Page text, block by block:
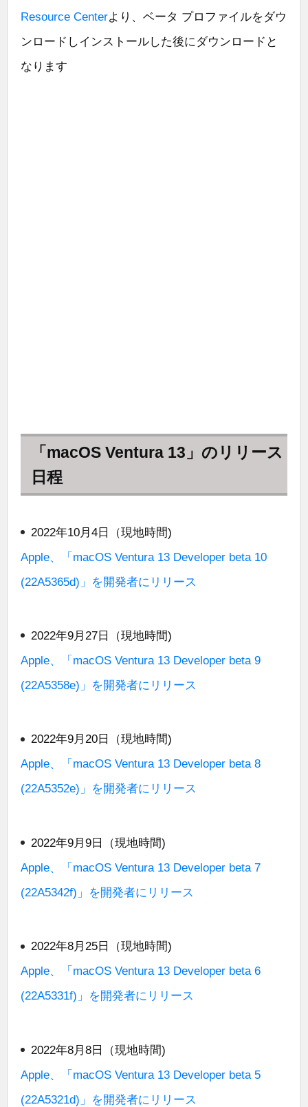
Resource Centerより、ベータ プロファイルをダウ
ンロードしインストールした後にダウンロードと
なります
「macOS Ventura 13」のリリース
日程
2022年10月4日（現地時間)
Apple、「macOS Ventura 13 Developer beta 10
(22A5365d)」を開発者にリリース
2022年9月27日（現地時間)
Apple、「macOS Ventura 13 Developer beta 9
(22A5358e)」を開発者にリリース
2022年9月20日（現地時間)
Apple、「macOS Ventura 13 Developer beta 8
(22A5352e)」を開発者にリリース
2022年9月9日（現地時間)
Apple、「macOS Ventura 13 Developer beta 7
(22A5342f)」を開発者にリリース
2022年8月25日（現地時間)
Apple、「macOS Ventura 13 Developer beta 6
(22A5331f)」を開発者にリリース
2022年8月8日（現地時間)
Apple、「macOS Ventura 13 Developer beta 5
(22A5321d)」を開発者にリリース